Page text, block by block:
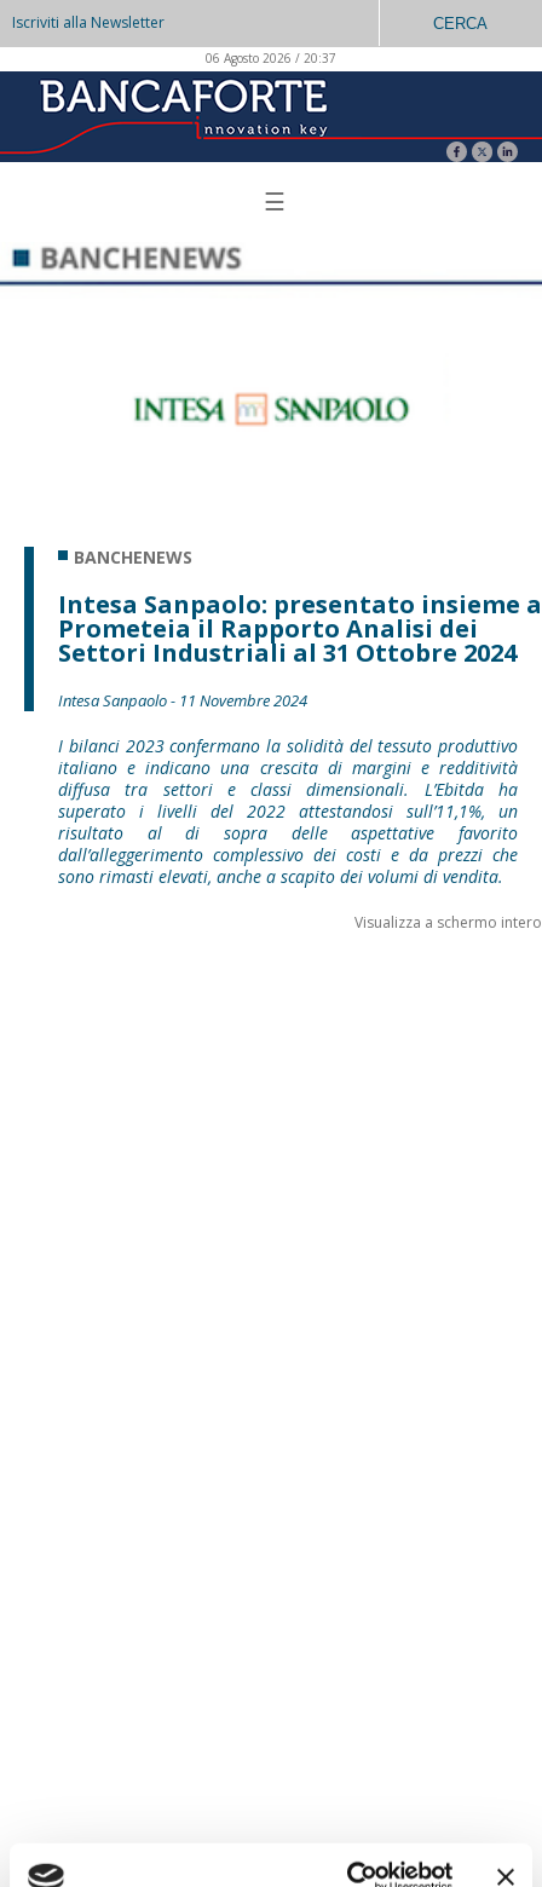
Iscriviti alla Newsletter CERCA
06 Agosto 2026 / 20:37
☰
BANCHENEWS
Intesa Sanpaolo: presentato insieme a
Prometeia il Rapporto Analisi dei
Settori Industriali al 31 Ottobre 2024
Intesa Sanpaolo - 11 Novembre 2024
I bilanci 2023 confermano la solidità del tessuto produttivo
italiano e indicano una crescita di margini e redditività
diffusa tra settori e classi dimensionali. L’Ebitda ha
superato i livelli del 2022 attestandosi sull’11,1%, un
risultato al di sopra delle aspettative favorito
dall’alleggerimento complessivo dei costi e da prezzi che
sono rimasti elevati, anche a scapito dei volumi di vendita.
Visualizza a schermo intero